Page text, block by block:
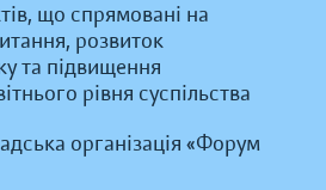
що спрямовані на
розвиток
та підвищення
рівня суспільства
організація «Форум